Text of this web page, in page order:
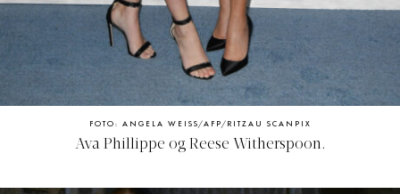
FOTO: ANGELA WEISS/AFP/RITZAU SCANPIX
Ava Phillippe og Reese Witherspoon.